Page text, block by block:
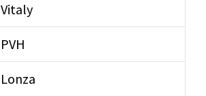
Vitaly
PVH
Lonza